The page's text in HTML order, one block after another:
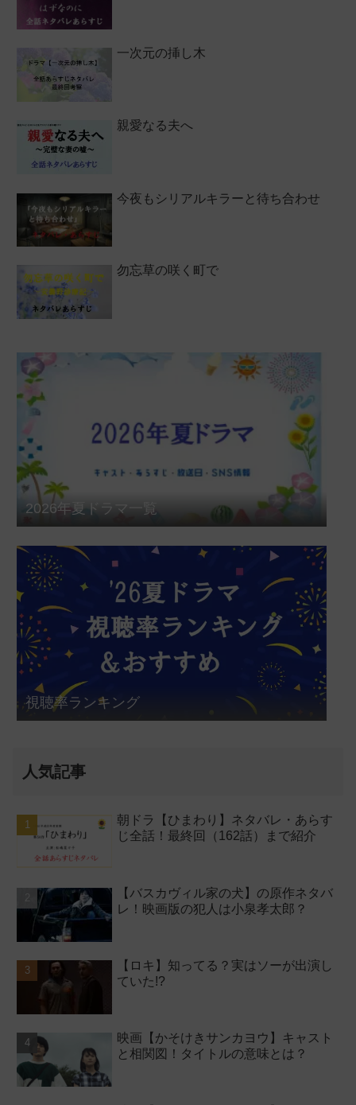
一次元の挿し木
親愛なる夫へ
今夜もシリアルキラーと待ち合わせ
勿忘草の咲く町で
2026年夏ドラマ一覧
視聴率ランキング
人気記事
朝ドラ【ひまわり】ネタバレ・あらす
じ全話！最終回（162話）まで紹介
【バスカヴィル家の犬】の原作ネタバ
レ！映画版の犯人は小泉孝太郎？
【ロキ】知ってる？実はソーが出演し
ていた!?
映画【かそけきサンカヨウ】キャスト
と相関図！タイトルの意味とは？